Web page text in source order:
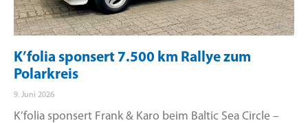
K’folia sponsert 7.500 km Rallye zum
Polarkreis
9. Juni 2026
K’folia sponsert Frank & Karo beim Baltic Sea Circle –